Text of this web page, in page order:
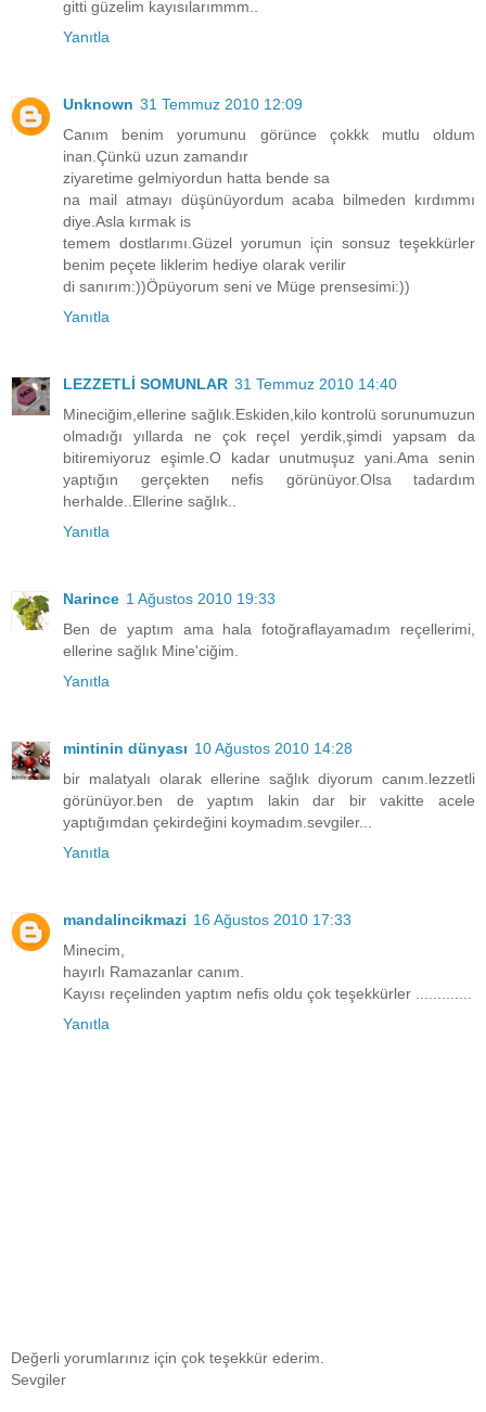
gitti güzelim kayısılarımmm..
Yanıtla
Unknown 31 Temmuz 2010 12:09
Canım benim yorumunu görünce çokkk mutlu oldum
inan.Çünkü uzun zamandır
ziyaretime gelmiyordun hatta bende sa
na mail atmayı düşünüyordum acaba bilmeden kırdımmı
diye.Asla kırmak is
temem dostlarımı.Güzel yorumun için sonsuz teşekkürler
benim peçete liklerim hediye olarak verilir
di sanırım:))Öpüyorum seni ve Müge prensesimi:))
Yanıtla
LEZZETLİ SOMUNLAR 31 Temmuz 2010 14:40
Mineciğim,ellerine sağlık.Eskiden,kilo kontrolü sorunumuzun
olmadığı yıllarda ne çok reçel yerdik,şimdi yapsam da
bitiremiyoruz eşimle.O kadar unutmuşuz yani.Ama senin
yaptığın gerçekten nefis görünüyor.Olsa tadardım
herhalde..Ellerine sağlık..
Yanıtla
Narince 1 Ağustos 2010 19:33
Ben de yaptım ama hala fotoğraflayamadım reçellerimi,
ellerine sağlık Mine'ciğim.
Yanıtla
mintinin dünyası 10 Ağustos 2010 14:28
bir malatyalı olarak ellerine sağlık diyorum canım.lezzetli
görünüyor.ben de yaptım lakin dar bir vakitte acele
yaptığımdan çekirdeğini koymadım.sevgiler...
Yanıtla
mandalincikmazi 16 Ağustos 2010 17:33
Minecim,
hayırlı Ramazanlar canım.
Kayısı reçelinden yaptım nefis oldu çok teşekkürler .............
Yanıtla
Değerli yorumlarınız için çok teşekkür ederim.
Sevgiler